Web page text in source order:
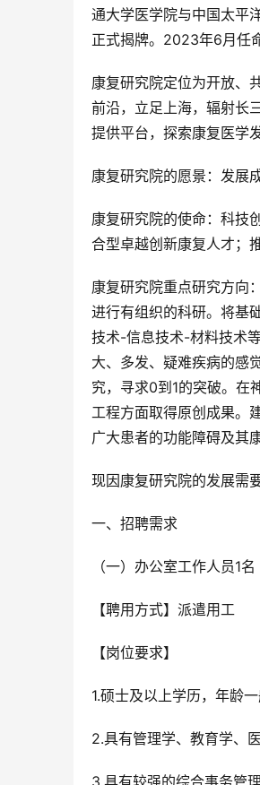
通大学医学院与中国太平
正式揭牌。2023年6月任
康复研究院定位为开放、
前沿，立足上海，辐射长
提供平台，探索康复医学
康复研究院的愿景：发展
康复研究院的使命：科技
合型卓越创新康复人才；
康复研究院重点研究方向
进行有组织的科研。将基
技术-信息技术-材料技术
大、多发、疑难疾病的感
究，寻求0到1的突破。在
工程方面取得原创成果。
广大患者的功能障碍及其
现因康复研究院的发展需
一、招聘需求
（一）办公室工作人员1名
【聘用方式】派遣用工
【岗位要求】
1.硕士及以上学历，年龄
2.具有管理学、教育学、